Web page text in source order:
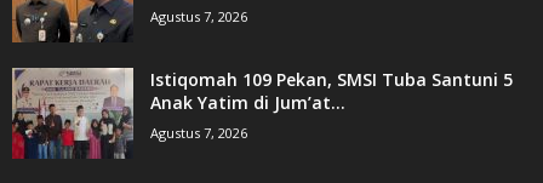
Agustus 7, 2026
Istiqomah 109 Pekan, SMSI Tuba Santuni 5
Anak Yatim di Jum’at...
Agustus 7, 2026